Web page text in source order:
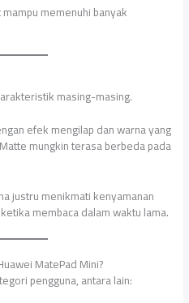
memenuhi banyak
masing-masing.
efek mengilap dan warna yang
mungkin terasa berbeda pada
justru menikmati kenyamanan
membaca dalam waktu lama.
MatePad Mini?
pengguna, antara lain: